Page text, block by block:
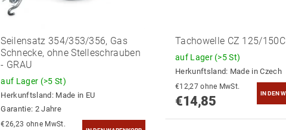
Seilensatz 354/353/356, Gas
Schnecke, ohne Stelleschrauben
- GRAU
auf Lager (>5 St)
Herkunftsland: Made in EU
Garantie: 2 Jahre
€26,23 ohne MwSt.
Tachowelle CZ 125/150C
auf Lager (>5 St)
Herkunftsland: Made in Czech
€12,27 ohne MwSt.
€14,85